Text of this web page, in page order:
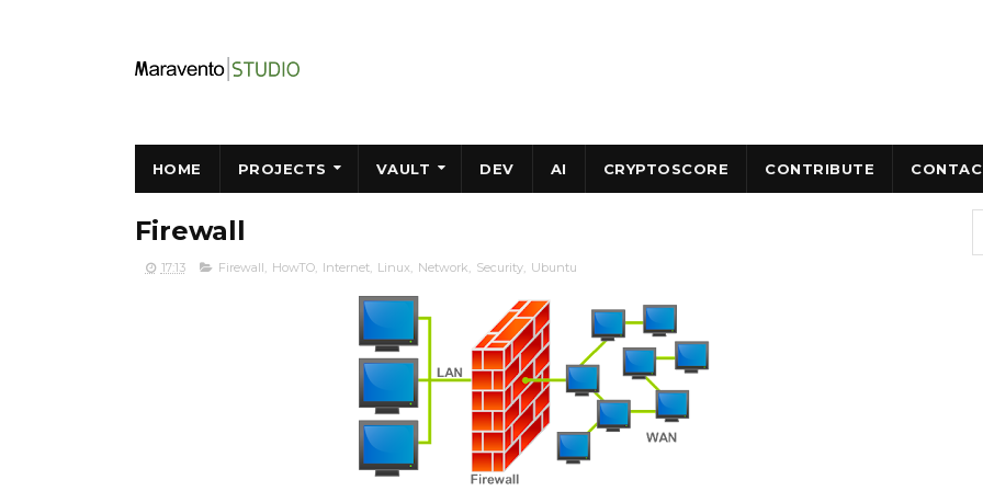
HOME PROJECTS VAULT DEV AI CRYPTOSCORE CONTRIBUTE
Firewall
17:13 Firewall, HowTO, Internet, Linux, Network, Security, Ubuntu